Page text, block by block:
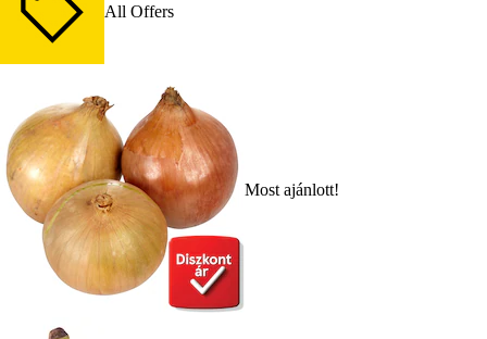
All Offers
Most ajánlott!